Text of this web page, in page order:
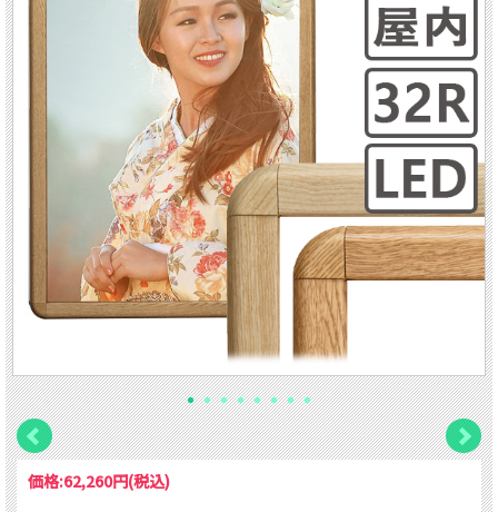
価格:62,260円(税込)